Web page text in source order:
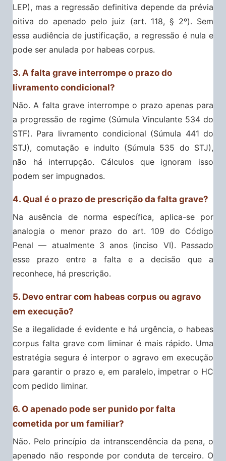
LEP), mas a regressão definitiva depende da prévia
oitiva do apenado pelo juiz (art. 118, § 2º). Sem
essa audiência de justificação, a regressão é nula e
pode ser anulada por habeas corpus.
3. A falta grave interrompe o prazo do
livramento condicional?
Não. A falta grave interrompe o prazo apenas para
a progressão de regime (Súmula Vinculante 534 do
STF). Para livramento condicional (Súmula 441 do
STJ), comutação e indulto (Súmula 535 do STJ),
não há interrupção. Cálculos que ignoram isso
podem ser impugnados.
4. Qual é o prazo de prescrição da falta grave?
Na ausência de norma específica, aplica-se por
analogia o menor prazo do art. 109 do Código
Penal — atualmente 3 anos (inciso VI). Passado
esse prazo entre a falta e a decisão que a
reconhece, há prescrição.
5. Devo entrar com habeas corpus ou agravo
em execução?
Se a ilegalidade é evidente e há urgência, o habeas
corpus falta grave com liminar é mais rápido. Uma
estratégia segura é interpor o agravo em execução
para garantir o prazo e, em paralelo, impetrar o HC
com pedido liminar.
6. O apenado pode ser punido por falta
cometida por um familiar?
Não. Pelo princípio da intranscendência da pena, o
apenado não responde por conduta de terceiro. O